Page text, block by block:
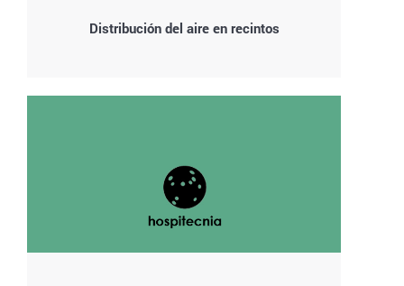
Distribución del aire en recintos